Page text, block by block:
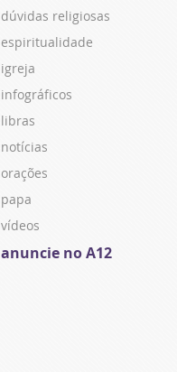
dúvidas religiosas
espiritualidade
igreja
infográficos
libras
notícias
orações
papa
vídeos
anuncie no A12